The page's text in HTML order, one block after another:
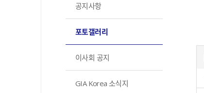
공지사항
포토갤러리
이사회 공지
GIA Korea 소식지